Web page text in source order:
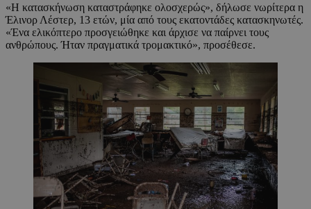
«Η κατασκήνωση καταστράφηκε ολοσχερώς», δήλωσε νωρίτερα η
Έλινορ Λέστερ, 13 ετών, μία από τους εκατοντάδες κατασκηνωτές.
«Ένα ελικόπτερο προσγειώθηκε και άρχισε να παίρνει τους
ανθρώπους. Ήταν πραγματικά τρομακτικό», προσέθεσε.